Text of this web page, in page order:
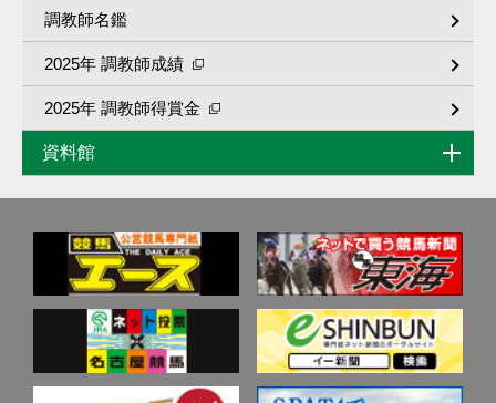
調教師名鑑
2025年 調教師成績
2025年 調教師得賞金
資料館
歴代リーディング
重賞競走成績･馬番別入着一覧
歴代高額払戻金
データベース